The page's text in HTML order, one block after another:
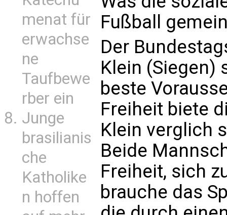
menat für
erwachse
ne
Taufbewe
rber ein
Junge
brasilianis
che
Katholike
n hoffen
Fußball
Der
Klein (Siegen)
beste
Freiheit biete
Klein verglich
Beide
Freiheit, sich
brauche das